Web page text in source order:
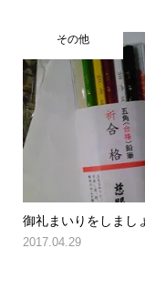
その他
御礼まいりをしまし
2017.04.29